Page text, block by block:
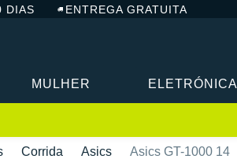
DIAS ENTREGA GRATUITA
MULHER ELETRÓNICA
Corrida Asics Asics GT-1000 14